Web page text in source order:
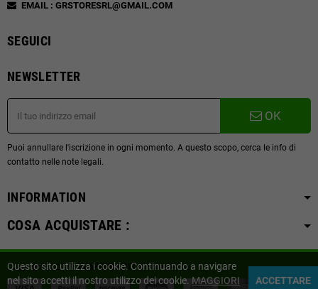
EMAIL : GRSTORESRL@GMAIL.COM
SEGUICI
NEWSLETTER
OK
Puoi annullare l'iscrizione in ogni momento. A questo scopo, cerca le info di
contatto nelle note legali.
INFORMATION
COSA ACQUISTARE :
Copyright © 2019SVAPOITALY.IT| Powered byDistribuzione Informatica
Questo sito utilizza i cookie. Continuando a navigare
nel sito accetti il nostro utilizzo dei cookie.MAGGIORI ACCETTARE